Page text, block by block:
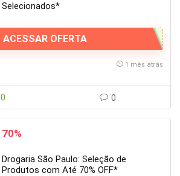
Selecionados*
ACESSAR OFERTA
1 mês atrás
0 0
70%
Drogaria São Paulo: Seleção de
Produtos com Até 70% OFF*